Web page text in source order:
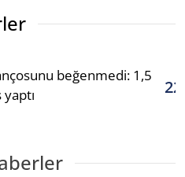
beğenmedi: 1,5
yaptı